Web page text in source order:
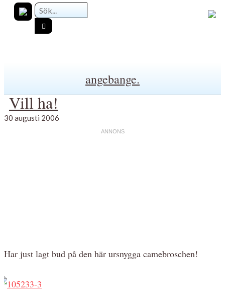
angebange.
Vill ha!
30 augusti 2006
Har just lagt bud på den här ursnygga camebroschen!